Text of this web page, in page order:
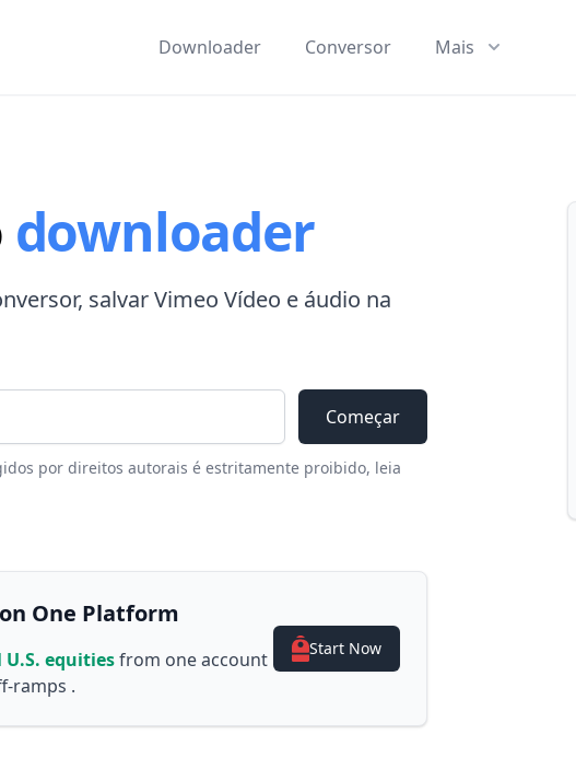
Downloader Conversor Mais
downloader
salvar Vimeo Vídeo e áudio na
Começar
por direitos autorais é estritamente proibido, leia
on One Platform
U.S. equitiesfrom one account
ramps .
Start Now